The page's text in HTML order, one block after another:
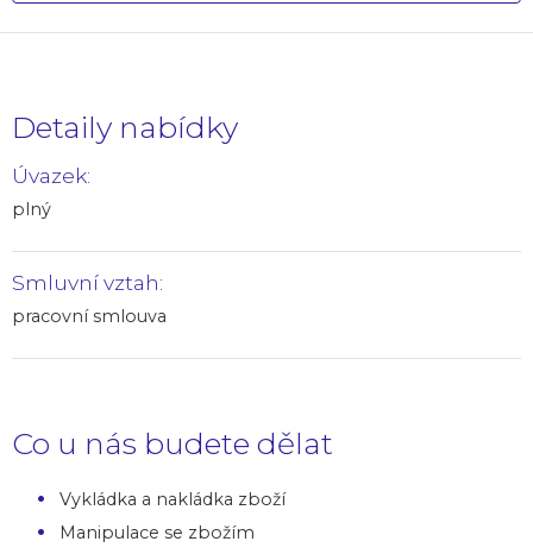
Detaily nabídky
Úvazek:
plný
Smluvní vztah:
pracovní smlouva
Co u nás budete dělat
Vykládka a nakládka zboží
Manipulace se zbožím